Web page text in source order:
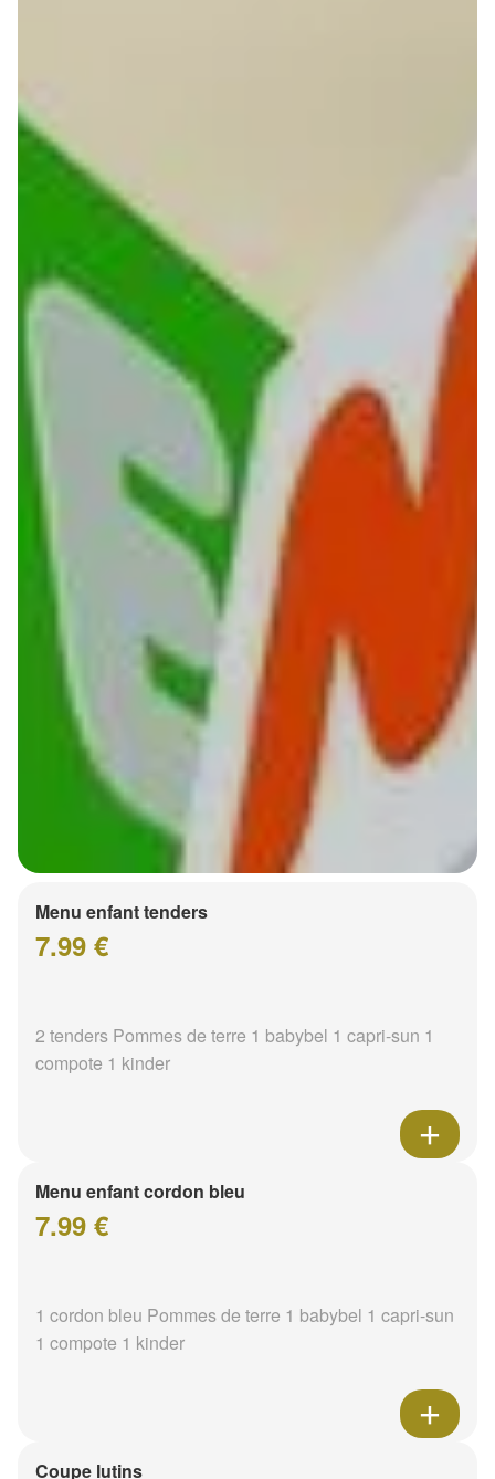
Menu enfant tenders
7.99 €
2 tenders Pommes de terre 1 babybel 1 capri-sun 1
compote 1 kinder
Menu enfant cordon bleu
7.99 €
1 cordon bleu Pommes de terre 1 babybel 1 capri-sun
1 compote 1 kinder
Coupe lutins